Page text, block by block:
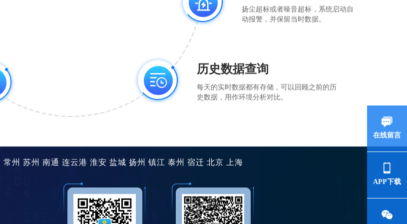
扬尘超标或者噪音超标，系统启动自
动报警，并保留当时数据。
历史数据查询
每天的实时数据都有存储，可以回顾之前的历
史数据，用作环境分析对比。
常州 苏州 南通 连云港 淮安 盐城 扬州 镇江 泰州 宿迁 北京 上海
在线留言
APP下载